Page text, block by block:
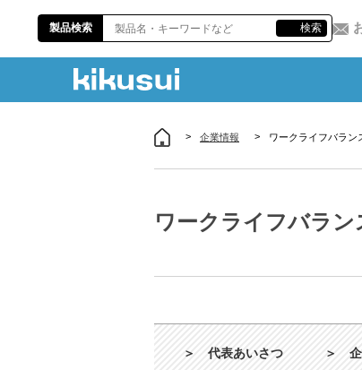
製品検索 検索
企業情報 ワークライフバラン
ワークライフバラン
＞ 代表あいさつ ＞ 企